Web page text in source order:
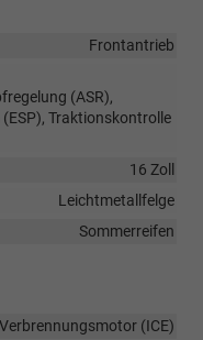
Frontantrieb
(ASR),
Traktionskontrolle
16 Zoll
Leichtmetallfelge
Sommerreifen
Verbrennungsmotor (ICE)